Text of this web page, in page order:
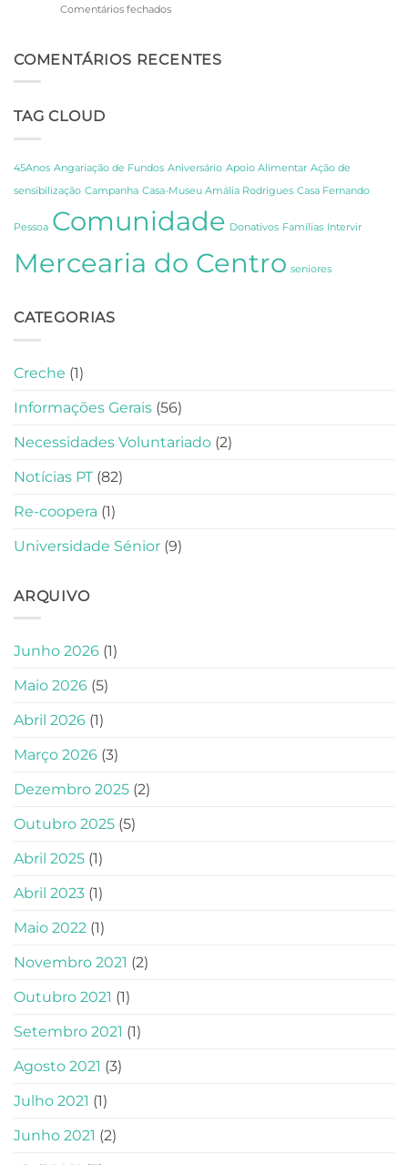
Um
Descoberta
Fernando
em
Lisboa
Comentários fechadosem
do
e
COMENTÁRIOS RECENTES
TAG CLOUD
45Anos Angariação de Fundos Aniversário Apoio Alimentar Ação de
sensibilização Campanha Casa-Museu Amália Rodrigues Casa Fernando
Pessoa Comunidade Donativos Famílias Intervir
Mercearia do Centro seniores
CATEGORIAS
Creche (1)
Informações Gerais (56)
Necessidades Voluntariado (2)
Notícias PT (82)
Re-coopera (1)
Universidade Sénior (9)
ARQUIVO
Junho 2026 (1)
Maio 2026 (5)
Abril 2026 (1)
Março 2026 (3)
Dezembro 2025 (2)
Outubro 2025 (5)
Abril 2025 (1)
Abril 2023 (1)
Maio 2022 (1)
Novembro 2021 (2)
Outubro 2021 (1)
Setembro 2021 (1)
Agosto 2021 (3)
Julho 2021 (1)
Junho 2021 (2)